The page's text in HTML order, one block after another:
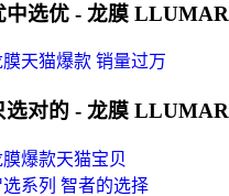
中选优 - 龙膜 LLUMAR
膜天猫爆款 销量过万
选对的 - 龙膜 LLUMAR
爆款天猫宝贝
选系列 智者的选择